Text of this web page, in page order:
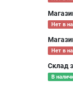
Нет в
Нет в
Склад
В